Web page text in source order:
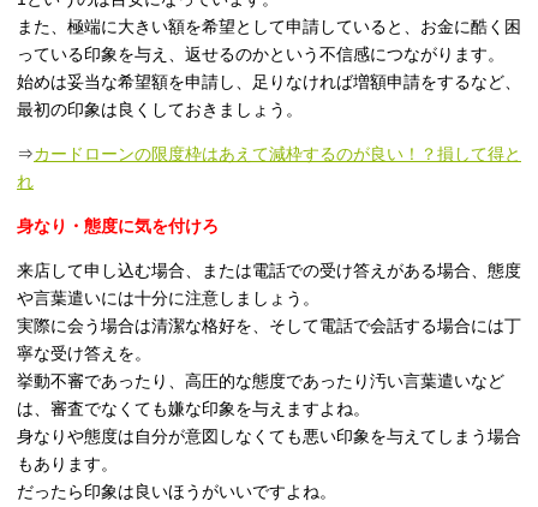
また、極端に大きい額を希望として申請していると、お金に酷く困
っている印象を与え、返せるのかという不信感につながります。
始めは妥当な希望額を申請し、足りなければ増額申請をするなど、
最初の印象は良くしておきましょう。
⇒カードローンの限度枠はあえて減枠するのが良い！？損して得と
れ
身なり・態度に気を付けろ
来店して申し込む場合、または電話での受け答えがある場合、態度
や言葉遣いには十分に注意しましょう。
実際に会う場合は清潔な格好を、そして電話で会話する場合には丁
寧な受け答えを。
挙動不審であったり、高圧的な態度であったり汚い言葉遣いなど
は、審査でなくても嫌な印象を与えますよね。
身なりや態度は自分が意図しなくても悪い印象を与えてしまう場合
もあります。
だったら印象は良いほうがいいですよね。